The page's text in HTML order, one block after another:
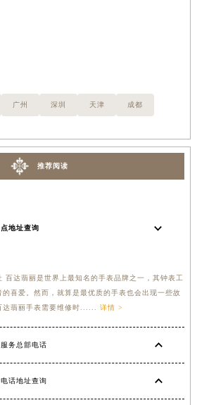
广州 深圳 天津 成都
推荐阅读
地址查询
百达翡丽是世界上最知名的手表品牌之一，其钟表工
喜爱。然而，就算是最优质的手表也会出现一些故
达翡丽手表需要维修时...... 详情 >
务总部电话
话地址查询